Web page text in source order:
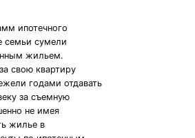
ипотечного
семьи сумели
жильем.
свою квартиру
годами отдавать
за съемную
не имея
жилье в